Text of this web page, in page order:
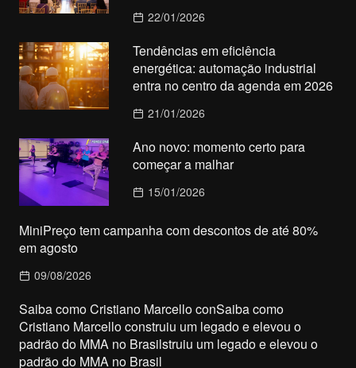
22/01/2026
Tendências em eficiência
energética: automação industrial
entra no centro da agenda em 2026
21/01/2026
Ano novo: momento certo para
começar a malhar
15/01/2026
MiniPreço tem campanha com descontos de até 80%
em agosto
09/08/2026
Saiba como Cristiano Marcello conSaiba como
Cristiano Marcello construiu um legado e elevou o
padrão do MMA no Brasilstruiu um legado e elevou o
padrão do MMA no Brasil